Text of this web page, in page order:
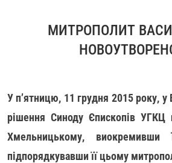
МИТРОПОЛИТ
У п’ятницю, 11 грудня 2015 року,
рішення Синоду Єпископів УГКЦ
Хмельницькому, виокремивши
підпорядкувавши її цьому